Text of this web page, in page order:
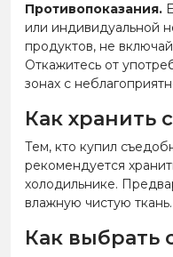
Противопоказания.
или индивидуальной
продуктов, не
Откажитесь от
зонах с
Как хранить
Тем, кто купил
рекомендуется
холодильнике.
влажную чистую ткань.
Как выбрать